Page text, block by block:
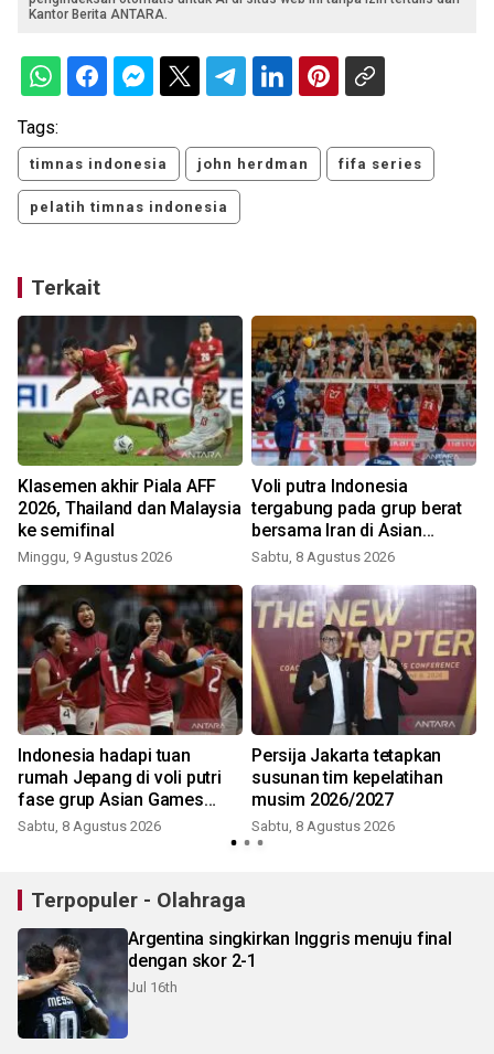
Kantor Berita ANTARA.
Tags:
timnas indonesia john herdman fifa series
pelatih timnas indonesia
Terkait
Klasemen akhir Piala AFF
2026, Thailand dan Malaysia
ke semifinal
Minggu, 9 Agustus 2026
Voli putra Indonesia
tergabung pada grup berat
bersama Iran di Asian
Games 2026
Sabtu, 8 Agustus 2026
Indonesia hadapi tuan
rumah Jepang di voli putri
fase grup Asian Games
2026
Sabtu, 8 Agustus 2026
Persija Jakarta tetapkan
susunan tim kepelatihan
musim 2026/2027
Sabtu, 8 Agustus 2026
Terpopuler - Olahraga
Argentina singkirkan Inggris menuju final
dengan skor 2-1
Jul 16th